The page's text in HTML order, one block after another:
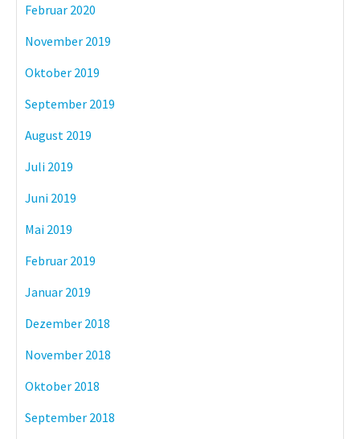
Februar 2020
November 2019
Oktober 2019
September 2019
August 2019
Juli 2019
Juni 2019
Mai 2019
Februar 2019
Januar 2019
Dezember 2018
November 2018
Oktober 2018
September 2018